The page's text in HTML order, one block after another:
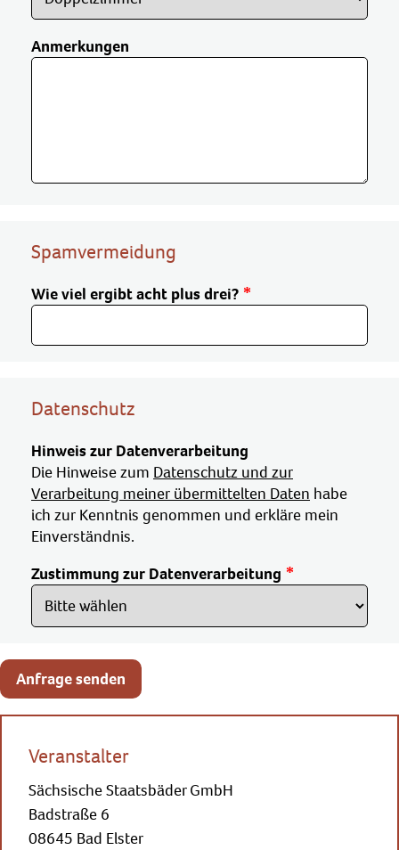
Anmerkungen
Spamvermeidung
Wie viel ergibt acht plus drei?
Datenschutz
Hinweis zur Datenverarbeitung
Die Hinweise zum Datenschutz und zur
Verarbeitung meiner übermittelten Daten habe
ich zur Kenntnis genommen und erkläre mein
Einverständnis.
Zustimmung zur Datenverarbeitung
Anfrage senden
Veranstalter
Sächsische Staatsbäder GmbH
Badstraße 6
08645 Bad Elster